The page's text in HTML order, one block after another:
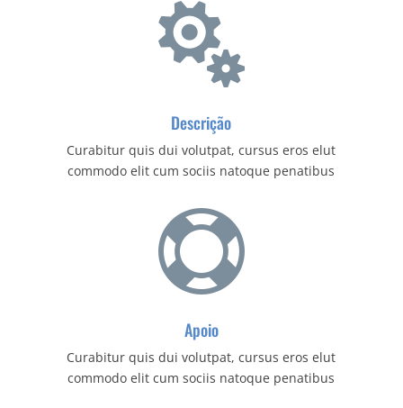

Descrição
Curabitur quis dui volutpat, cursus eros elut
commodo elit cum sociis natoque penatibus

Apoio
Curabitur quis dui volutpat, cursus eros elut
commodo elit cum sociis natoque penatibus